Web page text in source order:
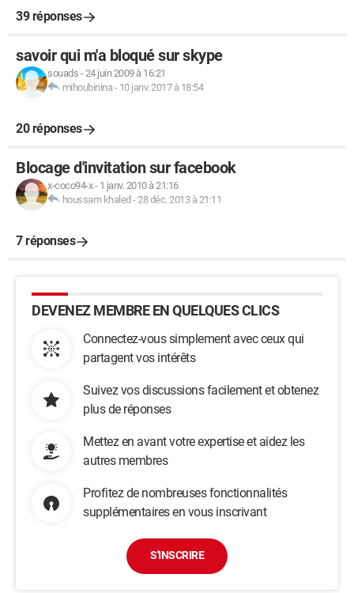
39 réponses
savoir qui m'a bloqué sur skype
souads -24 juin 2009 à 16:21
mihoubinina - 10 janv. 2017 à 18:54
20 réponses
Blocage d'invitation sur facebook
x-coco94-x- 1 janv. 2010 à 21:16
houssam khaled -28 déc. 2013 à 21:11
7 réponses
DEVENEZ MEMBRE EN QUELQUES CLICS
Connectez-vous simplement avec ceux qui
partagent vos intérêts
Suivez vos discussions facilement et obtenez
plus de réponses
Mettez en avant votre expertise et aidez les
autres membres
Profitez de nombreuses fonctionnalités
supplémentaires en vous inscrivant
S'INSCRIRE